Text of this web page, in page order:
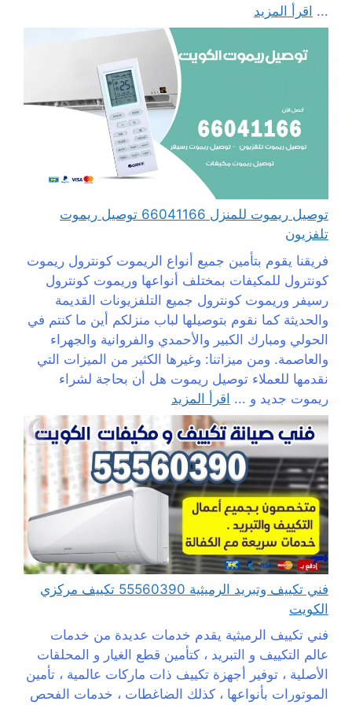
... اقرأ المزيد
توصيل ريموت للمنزل 66041166 توصيل ريموت
تلفزيون
فريقنا يقوم بتأمين جميع أنواع الريموت كونترول ريموت
كونترول للمكيفات بمختلف أنواعها وريموت كونترول
رسيفر وريموت كونترول جميع التلفزيونات القديمة
والحديثة كما نقوم بتوصيلها لباب منزلكم أين ما كنتم في
الحولي ومبارك الكبير والأحمدي والفروانية والجهراء
والعاصمة. ومن ميزاتنا: وغيرها الكثير من الميزات التي
نقدمها للعملاء توصيل ريموت هل أن بحاجة لشراء
ريموت جديد و ... اقرأ المزيد
فني تكييف وتبريد الرميثية 55560390 تكييف مركزي
الكويت
فني تكييف الرميثية يقدم خدمات عديدة من خدمات
عالم التكييف و التبريد ، كتأمين قطع الغيار و المحلقات
الأصلية ، توفير أجهزة تكييف ذات ماركات عالمية ، تأمين
الموتورات بأنواعها ، كذلك الضاغطات ، خدمات الفحص